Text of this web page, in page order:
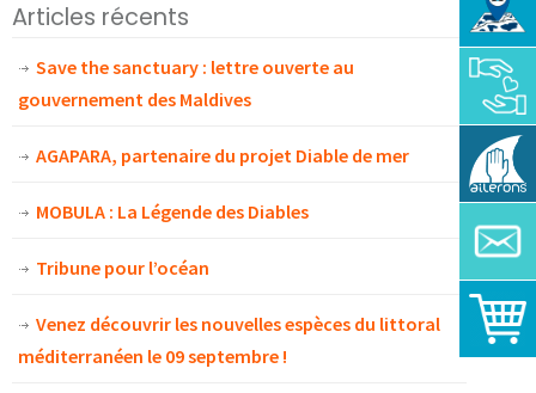
Articles récents
Save the sanctuary : lettre ouverte au
gouvernement des Maldives
AGAPARA, partenaire du projet Diable de mer
MOBULA : La Légende des Diables
Tribune pour l’océan
Venez découvrir les nouvelles espèces du littoral
méditerranéen le 09 septembre !